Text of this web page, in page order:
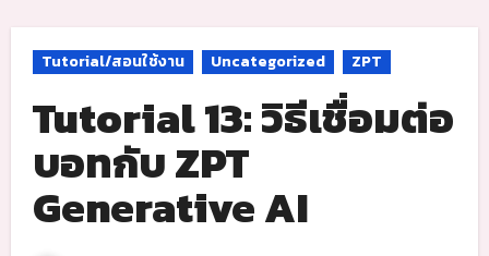
Tutorial/สอนใช้งาน Uncategorized ZPT
Tutorial 13: วิธีเชื่อมต่อ
บอทกับ ZPT
Generative AI